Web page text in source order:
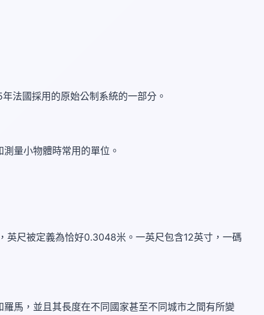
法國採用的原始公制系統的一部分。
量小物體時常用的單位。
英尺被定義為恰好0.3048米。一英尺包含12英寸，一碼
馬，並且其長度在不同國家甚至不同城市之間有所變